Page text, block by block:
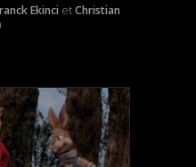
EkincietChristian